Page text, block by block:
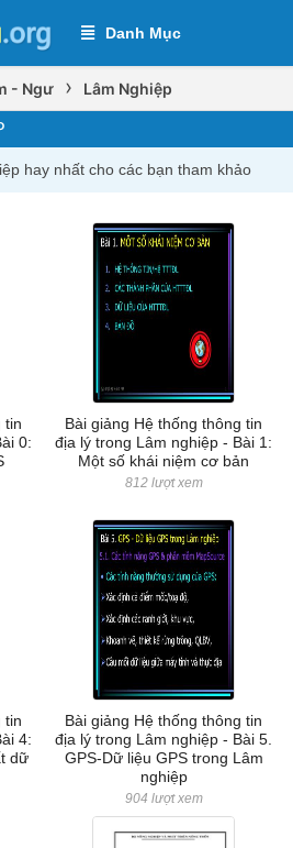
Danh Mục
- Ngư › Lâm Nghiệp
hay nhất cho các bạn tham khảo
tin
0:
Bài giảng Hệ thống thông tin
địa lý trong Lâm nghiệp - Bài 1:
Một số khái niệm cơ bản
812 lượt xem
tin
4:
dữ
Bài giảng Hệ thống thông tin
địa lý trong Lâm nghiệp - Bài 5.
GPS-Dữ liệu GPS trong Lâm
nghiệp
904 lượt xem